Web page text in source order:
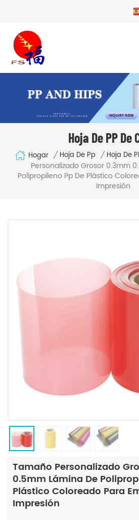
Hoja De PP De
Hogar / Hoja De Pp / Hoja De
Personalizado Grosor 0.3mm
Polipropileno Pp De Plástico
Impresión
Tamaño Personalizado
0.5mm Lámina De
Plástico Coloreado Para
Impresión